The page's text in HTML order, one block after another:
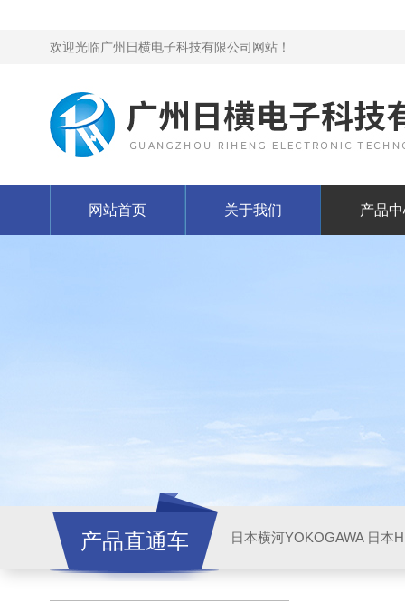
欢迎光临广州日横电子科技有限公司网站！
网站首页 关于我们 产品
产品直通车 日本横河YOKOGAWA 日本